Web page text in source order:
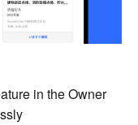
in the Owner